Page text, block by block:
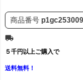
商品番号 p1gc253009
５千円以上ご購入で
送料無料！